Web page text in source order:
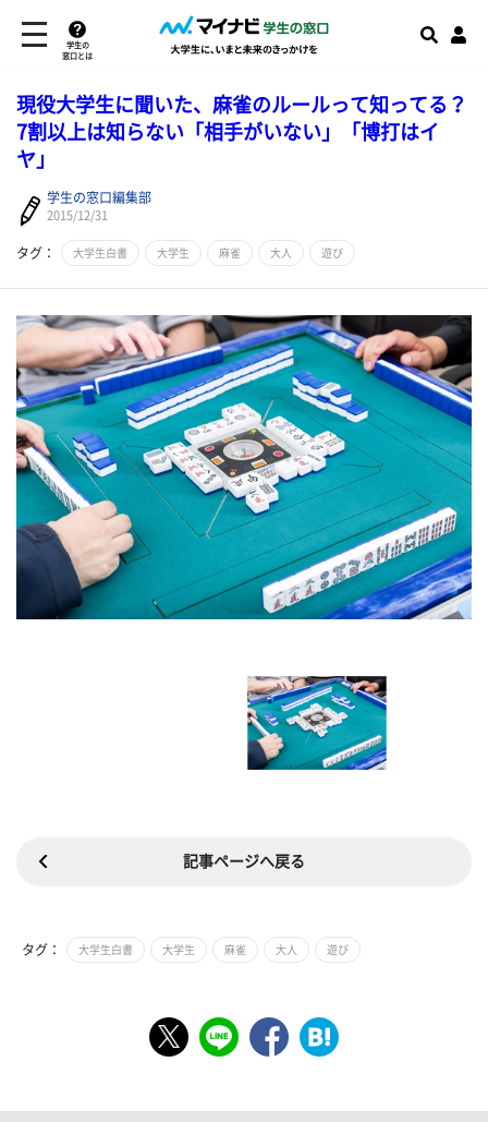
学生の
窓口とは
現役大学生に聞いた、麻雀のルールって知ってる？
7割以上は知らない「相手がいない」「博打はイ
ヤ」
学生の窓口編集部
2015/12/31
タグ： 大学生白書 大学生 麻雀 大人 遊び
記事ページへ戻る
タグ： 大学生白書 大学生 麻雀 大人 遊び